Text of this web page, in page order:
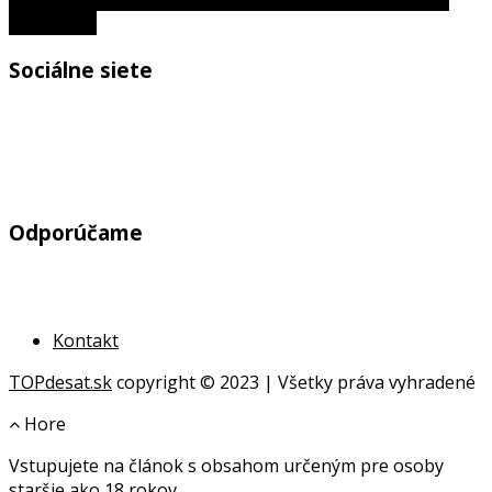
Sociálne siete
Odporúčame
Kontakt
TOPdesat.skcopyright © 2023 | Všetky práva vyhradené
Hore
online
Vstupujete na článok s obsahom určeným pre osoby